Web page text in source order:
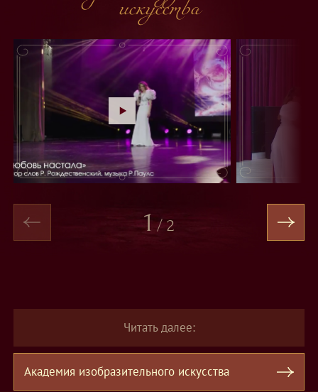
искусства
1/2
Читать далее:
Академия изобразительного искусства